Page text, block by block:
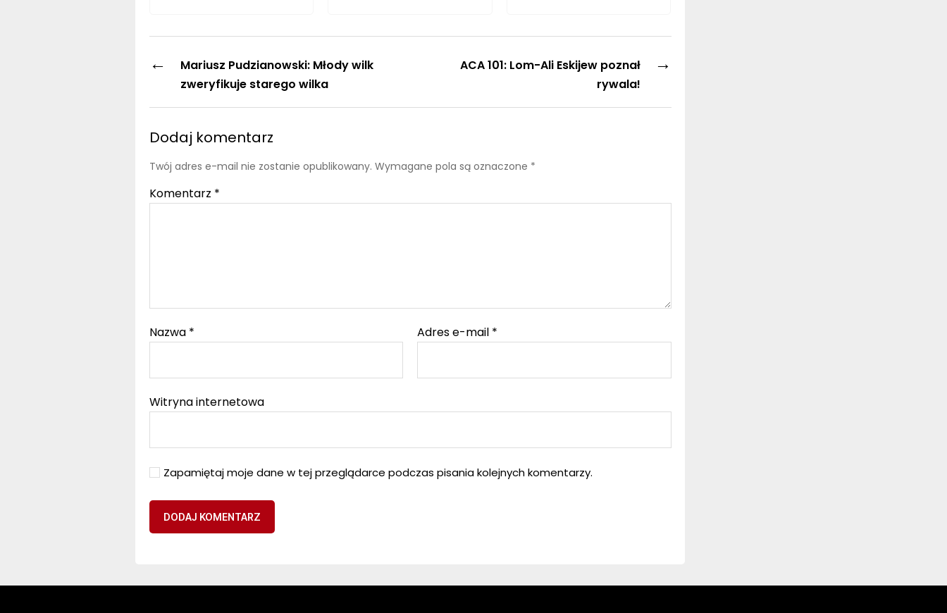
←
Mariusz Pudzianowski: Młody wilk
zweryfikuje starego wilka
→
ACA 101: Lom-Ali Eskijew poznał
rywala!
Dodaj komentarz
Twój adres e-mail nie zostanie opublikowany. Wymagane pola są oznaczone *
Komentarz *
Nazwa * Adres e-mail *
Witryna internetowa
Zapamiętaj moje dane w tej przeglądarce podczas pisania kolejnych komentarzy.